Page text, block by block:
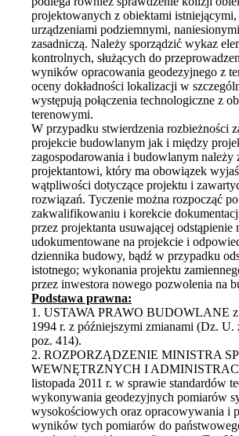
projektowanych z obiektami istniejącymi,
urządzeniami podziemnymi,
zasadniczą. Należy sporządzić wykaz
kontrolnych, służących do
wyników opracowania geodezyjnego z
oceny dokładności lokalizacji w
występują połączenia technologiczne z
terenowymi.
W przypadku stwierdzenia rozbieżności
projekcie budowlanym jak i między
zagospodarowania i budowlanym należy
projektantowi, który ma obowiązek
wątpliwości dotyczące projektu i
rozwiązań. Tyczenie można rozpocząć po
zakwalifikowaniu i korekcie
przez projektanta usuwającej odstąpienie
udokumentowane na projekcie i
dziennika budowy, bądź w przypadku
istotnego; wykonania projektu
przez inwestora nowego pozwolenia na
Podstawa prawna:
1. USTAWA PRAWO BUDOWLANE z
1994 r. z późniejszymi zmianami (Dz. U.
poz. 414).
2. ROZPORZĄDZENIE MINISTRA
WEWNĘTRZNYCH I
listopada 2011 r. w sprawie standardów
wykonywania geodezyjnych pomiarów
wysokościowych oraz opracowywania i
wyników tych pomiarów do